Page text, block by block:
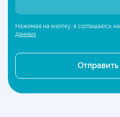
Нажимая на кнопку, я соглашаюсь на
данных